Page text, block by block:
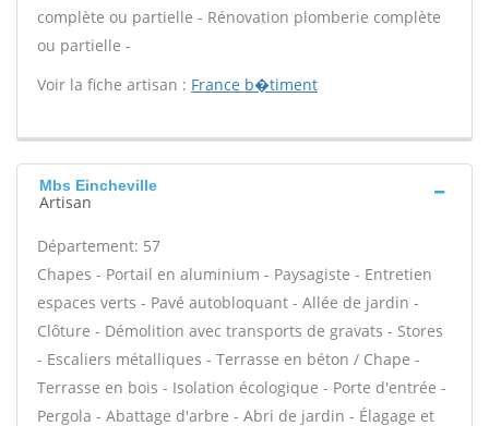
complète ou partielle - Rénovation plomberie complète
ou partielle -
Voir la fiche artisan : France b�timent
Mbs Eincheville
Artisan
Département: 57
Chapes - Portail en aluminium - Paysagiste - Entretien
espaces verts - Pavé autobloquant - Allée de jardin -
Clôture - Démolition avec transports de gravats - Stores
- Escaliers métalliques - Terrasse en béton / Chape -
Terrasse en bois - Isolation écologique - Porte d'entrée -
Pergola - Abattage d'arbre - Abri de jardin - Élagage et